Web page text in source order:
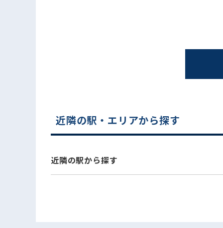
電話でお問い合わせ
近隣の駅・エリアから探す
近隣の駅から探す